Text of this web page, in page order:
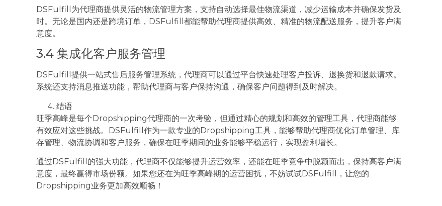
DSFulfill为代理商提供灵活的物流管理方案，支持自动选择最佳物流渠道，减少运输成本并确保发货及
时。无论是国内还是跨境订单，DSFulfill都能帮助代理商提供高效、精准的物流配送服务，提升客户满
意度。
3.4 集成化客户服务管理
DSFulfill提供一站式售后服务管理系统，代理商可以通过平台快速处理客户投诉、退换货和退款请求。
系统还支持消息推送功能，帮助代理商与客户保持沟通，确保客户问题得到及时解决。
结语
旺季高峰是每个Dropshipping代理商的一次考验，但通过精心的规划和高效的管理工具，代理商能够
有效应对这些挑战。DSFulfill作为一款专业的Dropshipping工具，能够帮助代理商优化订单管理、库
存管理、物流协调和客户服务，确保在旺季期间的业务能够平稳运行，实现盈利增长。
通过DSFulfill的强大功能，代理商不仅能够提升运营效率，还能在旺季竞争中脱颖而出，保持高客户满
意度，最终赢得市场份额。如果您还在为旺季高峰期的运营困扰，不妨试试DSFulfill，让您的
Dropshipping业务更加高效顺畅！